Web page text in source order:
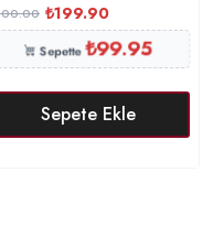
₺199.90
Sepette₺99.95
Sepete Ekle